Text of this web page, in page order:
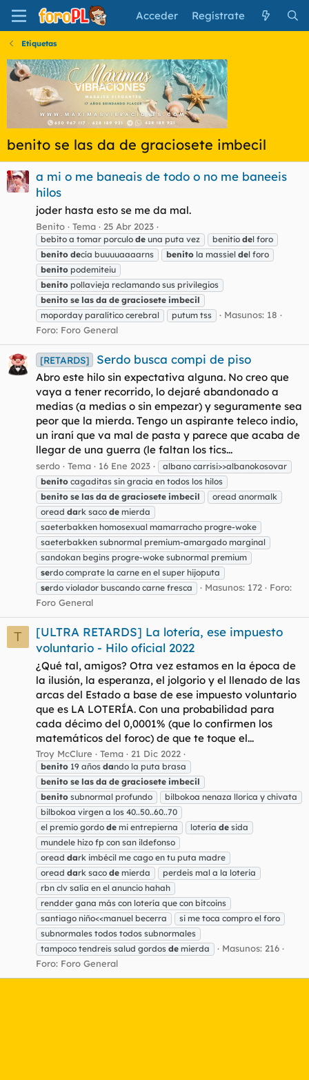
Acceder Regístrate
Etiquetas
benito se las da de graciosete imbecil
a mi o me baneais de todo o no me baneeis
hilos
joder hasta esto se me da mal.
Benito Tema 25 Abr 2023
bebito a tomar porculo de una puta vez benitio del foro
benito decía buuuuaaaarns benito la massiel del foro
benito podemiteiu
benito pollavieja reclamando sus privilegios
benito se las da de graciosete imbecil
moporday paralítico cerebral
putum tss
Masunos: 18
Foro: Foro General
[RETARDS] Serdo busca compi de piso
Abro este hilo sin expectativa alguna. No creo que
vaya a tener recorrido, lo dejaré abandonado a
medias (a medias o sin empezar) y seguramente sea
peor que la mierda. Tengo un aspirante teleco indio,
un iraní que va mal de pasta y parece que acaba de
llegar de una guerra (le faltan los tics...
serdo Tema 16 Ene 2023
albano carrisi>>albanokosovar
benito cagaditas sin gracia en todos los hilos
benito se las da de graciosete imbecil
oread anormalk
oread dark saco de mierda
saeterbakken homosexual mamarracho progre-woke
saeterbakken subnormal premium-amargado marginal
sandokan begins progre-woke subnormal premium
serdo comprate la carne en el super hijoputa
serdo violador buscando carne fresca Masunos: 172
Foro:
Foro General
T
[ULTRA RETARDS] La lotería, ese impuesto
voluntario - Hilo oficial 2022
¿Qué tal, amigos? Otra vez estamos en la época de
la ilusión, la esperanza, el jolgorio y el llenado de las
arcas del Estado a base de ese impuesto voluntario
que es LA LOTERÍA. Con una probabilidad para
cada décimo del 0,0001% (que lo confirmen los
matemáticos del foroc) de que te toque el...
Troy McClure Tema 21 Dic 2022
benito 19 años dando la puta brasa
benito se las da de graciosete imbecil
benito subnormal profundo
bilbokoa nenaza llorica y chivata
bilbokoa virgen a los 40..50..60..70
el premio gordo de mi entrepierna lotería de sida
mundele hizo fp con san ildefonso
oread dark imbécil me cago en tu puta madre
oread dark saco de mierda
perdeis mal a la loteria
rbn clv salía en el anuncio hahah
rendder gana más con lotería que con bitcoins
santiago niño<<manuel becerra
si me toca compro el foro
subnormales todos todos subnormales
tampoco tendreis salud gordos de mierda
Masunos: 216
Foro: Foro General